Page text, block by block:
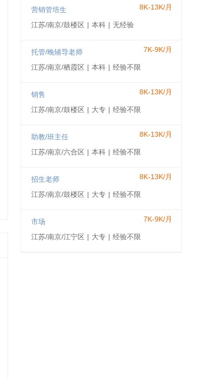
营销管培生 8K-13K/月
江苏/南京/鼓楼区 | 本科 | 无经验
托管/晚辅导老师 7K-9K/月
江苏/南京/栖霞区 | 本科 | 经验不限
销售 8K-13K/月
江苏/南京/鼓楼区 | 大专 | 经验不限
助教/班主任 8K-13K/月
江苏/南京/六合区 | 本科 | 经验不限
招生老师 8K-13K/月
江苏/南京/鼓楼区 | 大专 | 经验不限
市场 7K-9K/月
江苏/南京/江宁区 | 大专 | 经验不限